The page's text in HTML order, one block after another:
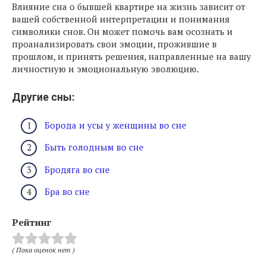
Влияние сна о бывшей квартире на жизнь зависит от
вашей собственной интерпретации и понимания
символики снов. Он может помочь вам осознать и
проанализировать свои эмоции, прожившие в
прошлом, и принять решения, направленные на вашу
личностную и эмоциональную эволюцию.
Другие сны:
Борода и усы у женщины во сне
Быть голодным во сне
Бродяга во сне
Бра во сне
Рейтинг
( Пока оценок нет )